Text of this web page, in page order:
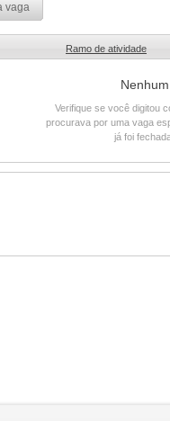
vaga
Ramo de atividade
Verifique se você digitou
procurava por uma vaga
já foi